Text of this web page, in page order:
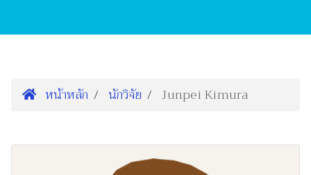
หน้าหลัก นักวิจัย Junpei Kimura